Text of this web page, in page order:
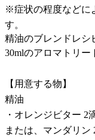
※症状の程度などに
す。
精油のブレンドレシ
30mlのアロマトリ
【用意する物】
精油
・オレンジビター 2
または、マンダリン